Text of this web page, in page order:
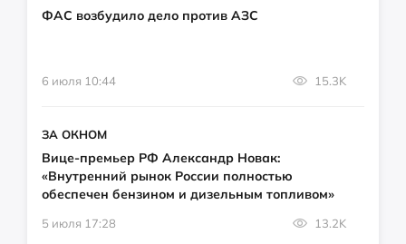
ФАС возбудило дело против АЗС
6 июля 10:44 15.3K
ЗА ОКНОМ
Вице-премьер РФ Александр Новак:
«Внутренний рынок России полностью
обеспечен бензином и дизельным топливом»
5 июля 17:28 13.2K